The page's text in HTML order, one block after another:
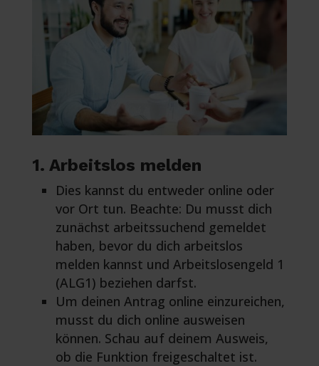
1. Arbeitslos melden
Dies kannst du entweder online oder
vor Ort tun. Beachte: Du musst dich
zunächst arbeitssuchend gemeldet
haben, bevor du dich arbeitslos
melden kannst und Arbeitslosengeld 1
(ALG1) beziehen darfst.
Um deinen Antrag online einzureichen,
musst du dich online ausweisen
können. Schau auf deinem Ausweis,
ob die Funktion freigeschaltet ist.